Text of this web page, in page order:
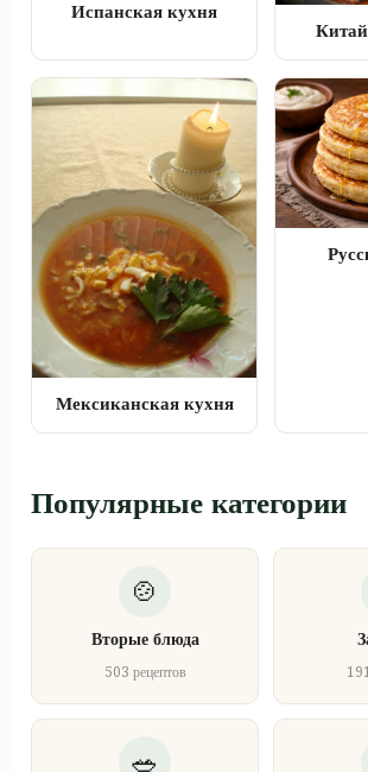
Испанская кухня
Мексиканская кухня
Популярные категории
Вторые блюда
503 рецептов